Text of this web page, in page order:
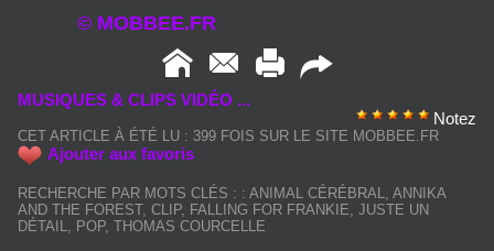
© MOBBEE.FR
MUSIQUES & CLIPS VIDÉO ...
Notez
CET ARTICLE À ÉTÉ LU : 399 FOIS SUR LE SITE MOBBEE.FR
Ajouter aux favoris
RECHERCHE PAR MOTS CLÉS : : ANIMAL CÉRÉBRAL
ANNIKA
AND THE FOREST, CLIP, FALLING FOR FRANKIE JUSTE UN
DÉTAIL
POP, THOMAS COURCELLE